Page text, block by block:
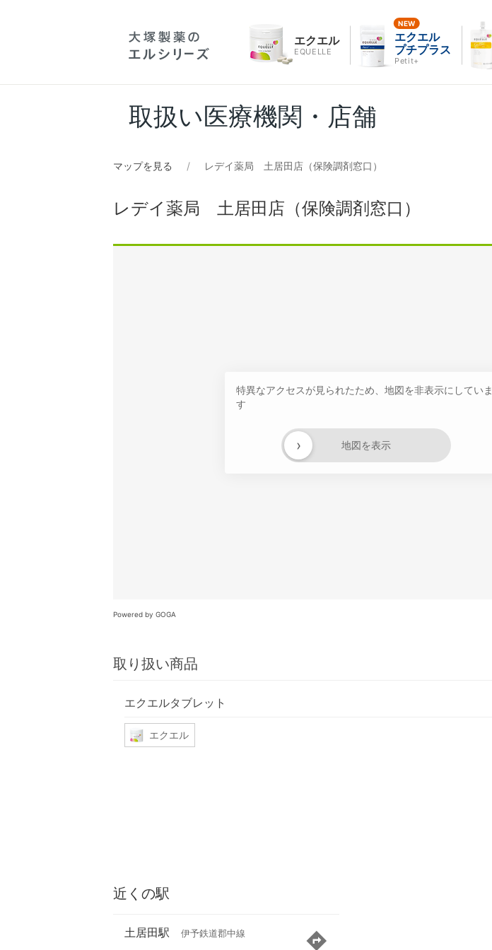
エクエル
EQUELLE
エクエル
プチプラス
Petit+
取扱い医療機関・店舗
マップを見る レデイ薬局 土居田店（保険調剤窓口）
レデイ薬局 土居田店（保険調剤窓口）
特異なアクセスが見られたため、地図を非表示にしていま
す
地図を表示
›
Powered by GOGA
取り扱い商品
エクエルタブレット
エクエル
近くの駅
土居田駅 伊予鉄道郡中線